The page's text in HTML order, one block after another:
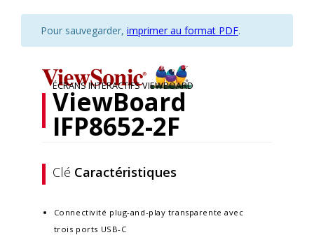
Pour sauvegarder, imprimer au format PDF.
ÉCRANS INTERACTIFS VIEWBOARD
ViewBoard
IFP8652-2F
Clé Caractéristiques
Connectivité plug-and-play transparente avec
trois ports USB-C